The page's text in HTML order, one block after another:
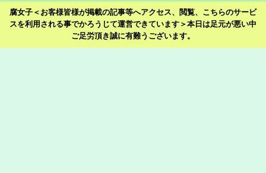
腐女子＜お客様皆様が掲載の記事等へアクセス、閲覧、こちらのサービ
スを利用される事でかろうじて運営できています＞本日は足元が悪い中
ご足労頂き誠に有難うございます。